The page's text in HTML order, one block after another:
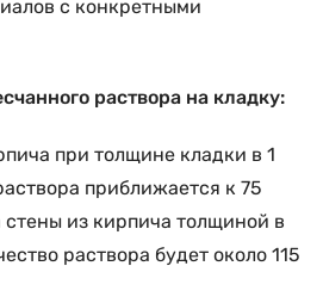
с конкретными
раствора на кладку:
при толщине кладки в 1
приближается к 75
из кирпича толщиной в
раствора будет около 115